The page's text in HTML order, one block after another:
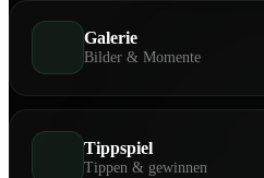
Galerie
Bilder & Momente
Tippspiel
Tippen & gewinnen